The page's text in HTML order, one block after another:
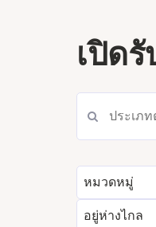
เปิด
หมวดหมู่
อยู่ห่างไกล